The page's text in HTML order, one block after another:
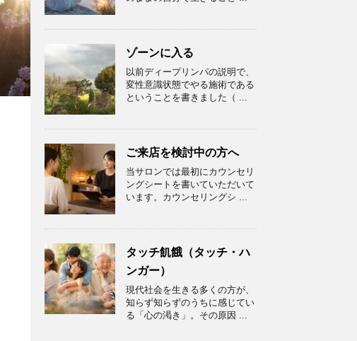
ゾーンに入る
以前ディープリンパの説明で、
変性意識状態でやる施術である
ということを書きました（ ...
ご来店を検討中の方へ
当サロンでは最初にカウンセリ
ングシートを書いていただいて
います。カウンセリングシ ...
タッチ飢餓（タッチ・ハ
ンガー）
現代社会を生きる多くの方が、
知らず知らずのうちに感じてい
る「心の渇き」。その原因 ...